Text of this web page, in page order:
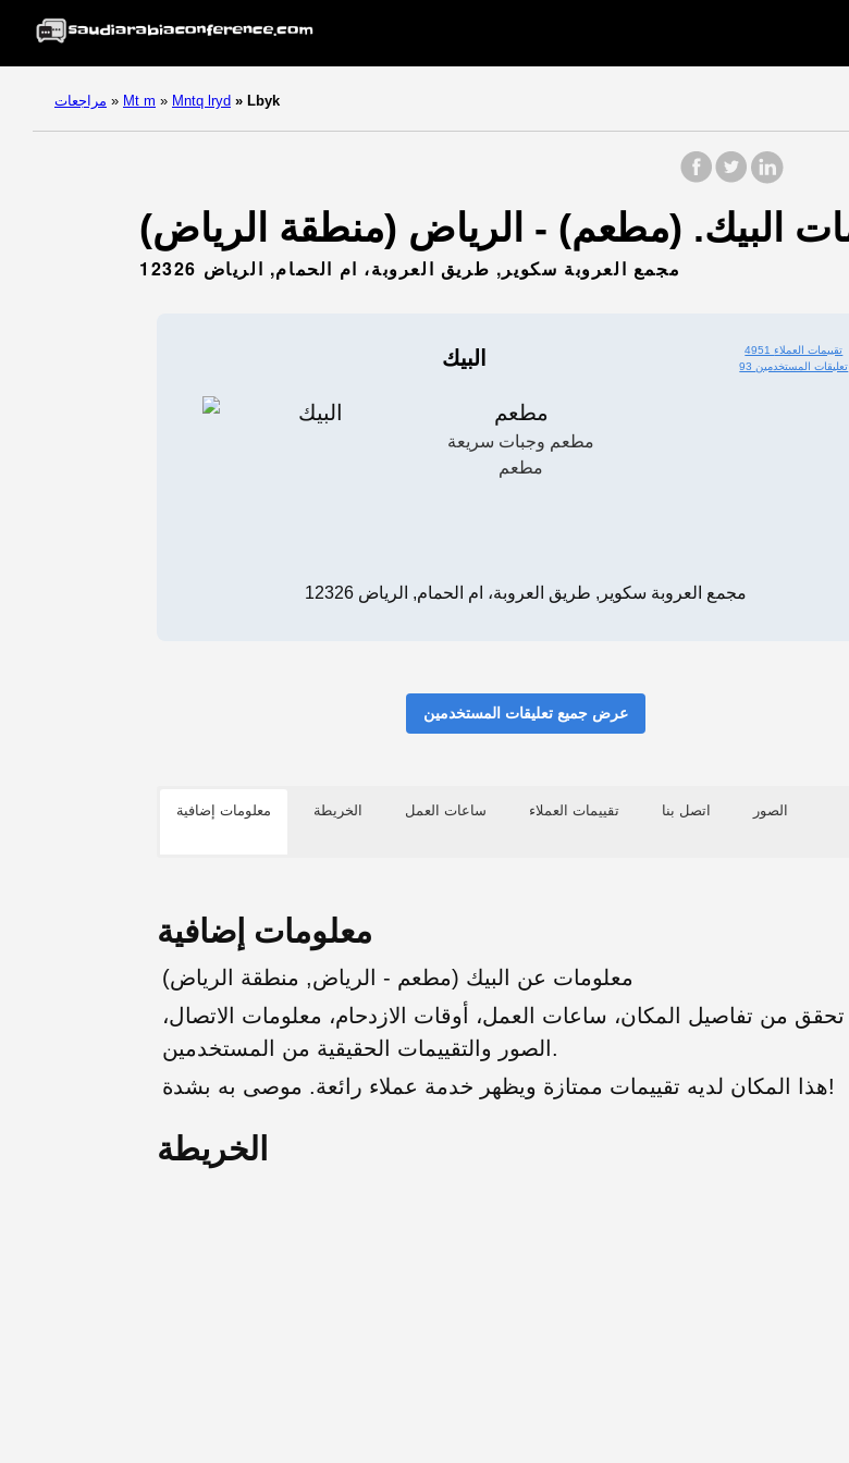
مراجعات » Mt m » Mntq lryd » Lbyk
مجمع العروبة سكوير, طريق العروبة، ام الحمام, الرياض 12326
البيك
4951 تقييمات العملاء
93 تعليقات المستخدمين
مطعم
مطعم وجبات سريعة
مطعم
مجمع العروبة سكوير, طريق العروبة، ام الحمام, الرياض 12326
عرض جميع تعليقات المستخدمين
معلومات إضافية الخريطة ساعات العمل تقييمات العملاء اتصل بنا الصور
معلومات إضافية
معلومات عن البيك (مطعم - الرياض, منطقة الرياض)
تحقق من تفاصيل المكان، ساعات العمل، أوقات الازدحام، معلومات الاتصال،
الصور والتقييمات الحقيقية من المستخدمين.
هذا المكان لديه تقييمات ممتازة ويظهر خدمة عملاء رائعة. موصى به بشدة!
الخريطة